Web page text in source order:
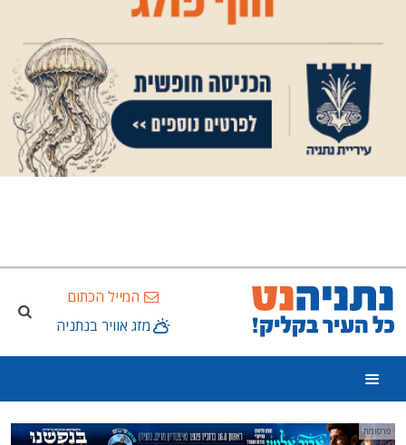
המייל הכתום
מזג אוויר בנתניה
פרסומת